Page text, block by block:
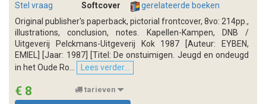
Stel vraag Softcover
gerelateerde boeken
Original publisher's paperback, pictorial frontcover, 8vo: 214pp.,
illustrations, conclusion, notes. Kapellen-Kampen, DNB /
Uitgeverij Pelckmans-Uitgeverij Kok 1987 [Auteur: EYBEN,
EMIEL] [Jaar: 1987] [Titel: De onstuimigen. Jeugd en ondeugd
in het Oude Ro...
Lees verder...
€ 8 tarieven